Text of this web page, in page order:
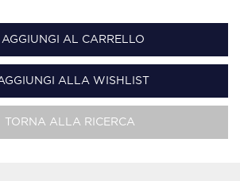
AGGIUNGI AL CARRELLO
ALLA WISHLIST
TORNA ALLA RICERCA